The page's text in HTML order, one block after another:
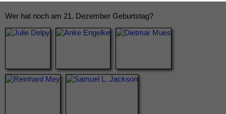
Wer hat noch am 21. Dezember Geburtstag?